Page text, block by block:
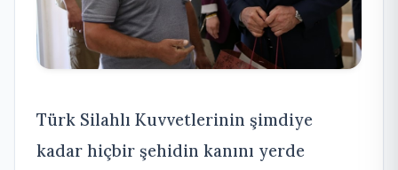
Türk Silahlı Kuvvetlerinin şimdiye
kadar hiçbir şehidin kanını yerde